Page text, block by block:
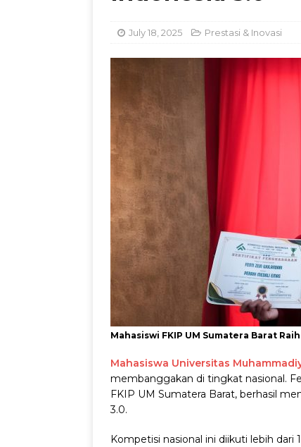
July 18, 2025 Prestasi & Inovasi
Mahasiswi FKIP UM Sumatera Barat Raih
Mahasiswa Universitas
membanggakan di tingkat nasional.
FKIP UM Sumatera Barat, berhasil
3.0.
Kompetisi nasional ini diikuti lebih